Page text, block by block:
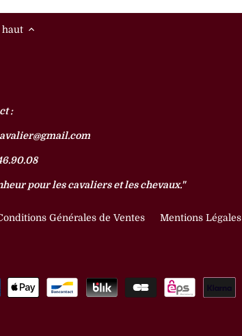
haut
:
pour les cavaliers et les chevaux."
Générales de Ventes Mentions Légales